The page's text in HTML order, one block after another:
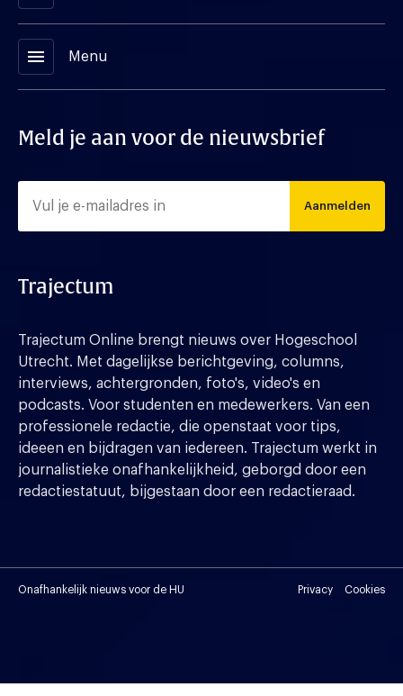
menu Menu
Meld je aan voor de nieuwsbrief
Aanmelden
Trajectum
Trajectum Online brengt nieuws over Hogeschool
Utrecht. Met dagelijkse berichtgeving, columns,
interviews, achtergronden, foto's, video's en
podcasts. Voor studenten en medewerkers. Van een
professionele redactie, die openstaat voor tips,
ideeen en bijdragen van iedereen. Trajectum werkt in
journalistieke onafhankelijkheid, geborgd door een
redactiestatuut, bijgestaan door een redactieraad.
Onafhankelijk nieuws voor de HU Privacy Cookies